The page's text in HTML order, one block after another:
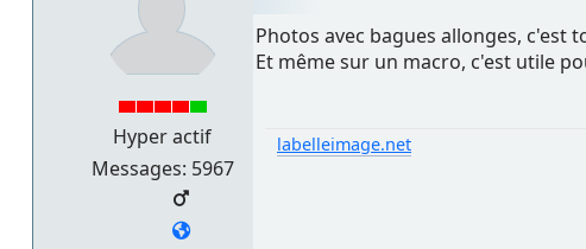
Hyper actif
Messages: 5967
Photos avec bagues allonges, c'est
Et même sur un macro, c'est utile
labelleimage.net